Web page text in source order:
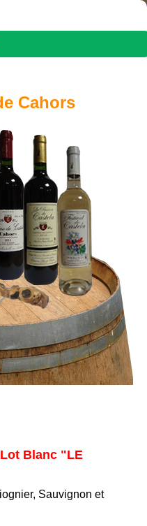
Cahors
Blanc "LE
Sauvignon et